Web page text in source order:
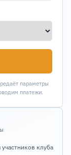
параметры
платежи.
клуба